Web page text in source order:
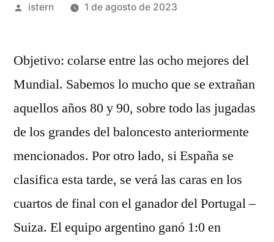
Publicado
istern 1 de agosto de 2023
Objetivo: colarse entre las ocho mejores del
Mundial. Sabemos lo mucho que se extrañan
aquellos años 80 y 90, sobre todo las jugadas
de los grandes del baloncesto anteriormente
mencionados. Por otro lado, si España se
clasifica esta tarde, se verá las caras en los
cuartos de final con el ganador del Portugal –
Suiza. El equipo argentino ganó 1:0 en